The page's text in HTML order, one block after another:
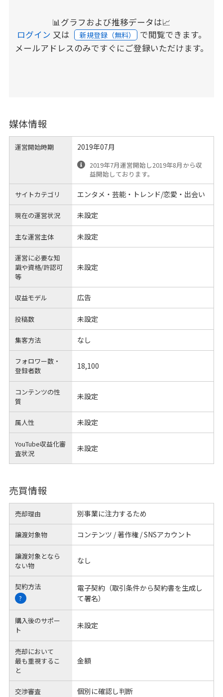
📊グラフおよび推移データは📈
ログイン 又は 新規登録（無料） で閲覧できます。
メールアドレスのみですぐにご登録いただけます。
媒体情報
運営開始時期 2019年07月
2019年7月運営開始し2019年8月から収
益開始しております。
サイトカテゴリ エンタメ・芸能・トレンド/恋愛・出会い
現在の運営状況 未設定
主な運営主体 未設定
運営に必要な知
識や資格/許認可
等
未設定
収益モデル 広告
投稿数 未設定
集客方法 なし
フォロワー数・
登録者数
18,100
コンテンツの性
質
未設定
属人性 未設定
YouTube収益化審
査状況
未設定
売買情報
売却理由 別事業に注力するため
譲渡対象物 コンテンツ / 著作権 / SNSアカウント
譲渡対象となら
ない物
なし
契約方法
?
電子契約（取引条件から契約書を生成し
て署名）
購入後のサポー
ト
未設定
売却において
最も重視するこ
と
金額
交渉審査 個別に確認し判断